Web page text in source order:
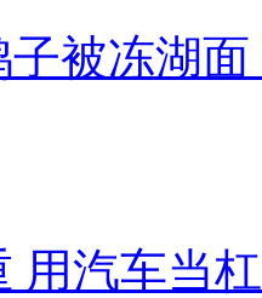
子被冻湖
用汽车当